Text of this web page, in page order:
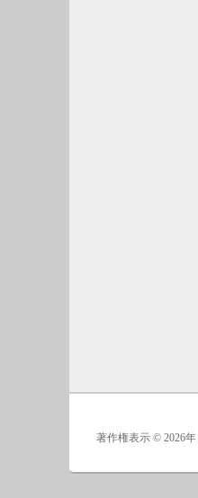
著作権表示 © 2026年